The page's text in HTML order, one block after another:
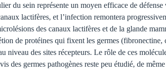
du sein représente un moyen efficace de
lactifères, et l’infection remontera
des canaux lactifères et de la glande
de protéines qui fixent les germes
niveau des sites récepteurs. Le rôle de ces
des germes pathogènes reste peu étudié, de